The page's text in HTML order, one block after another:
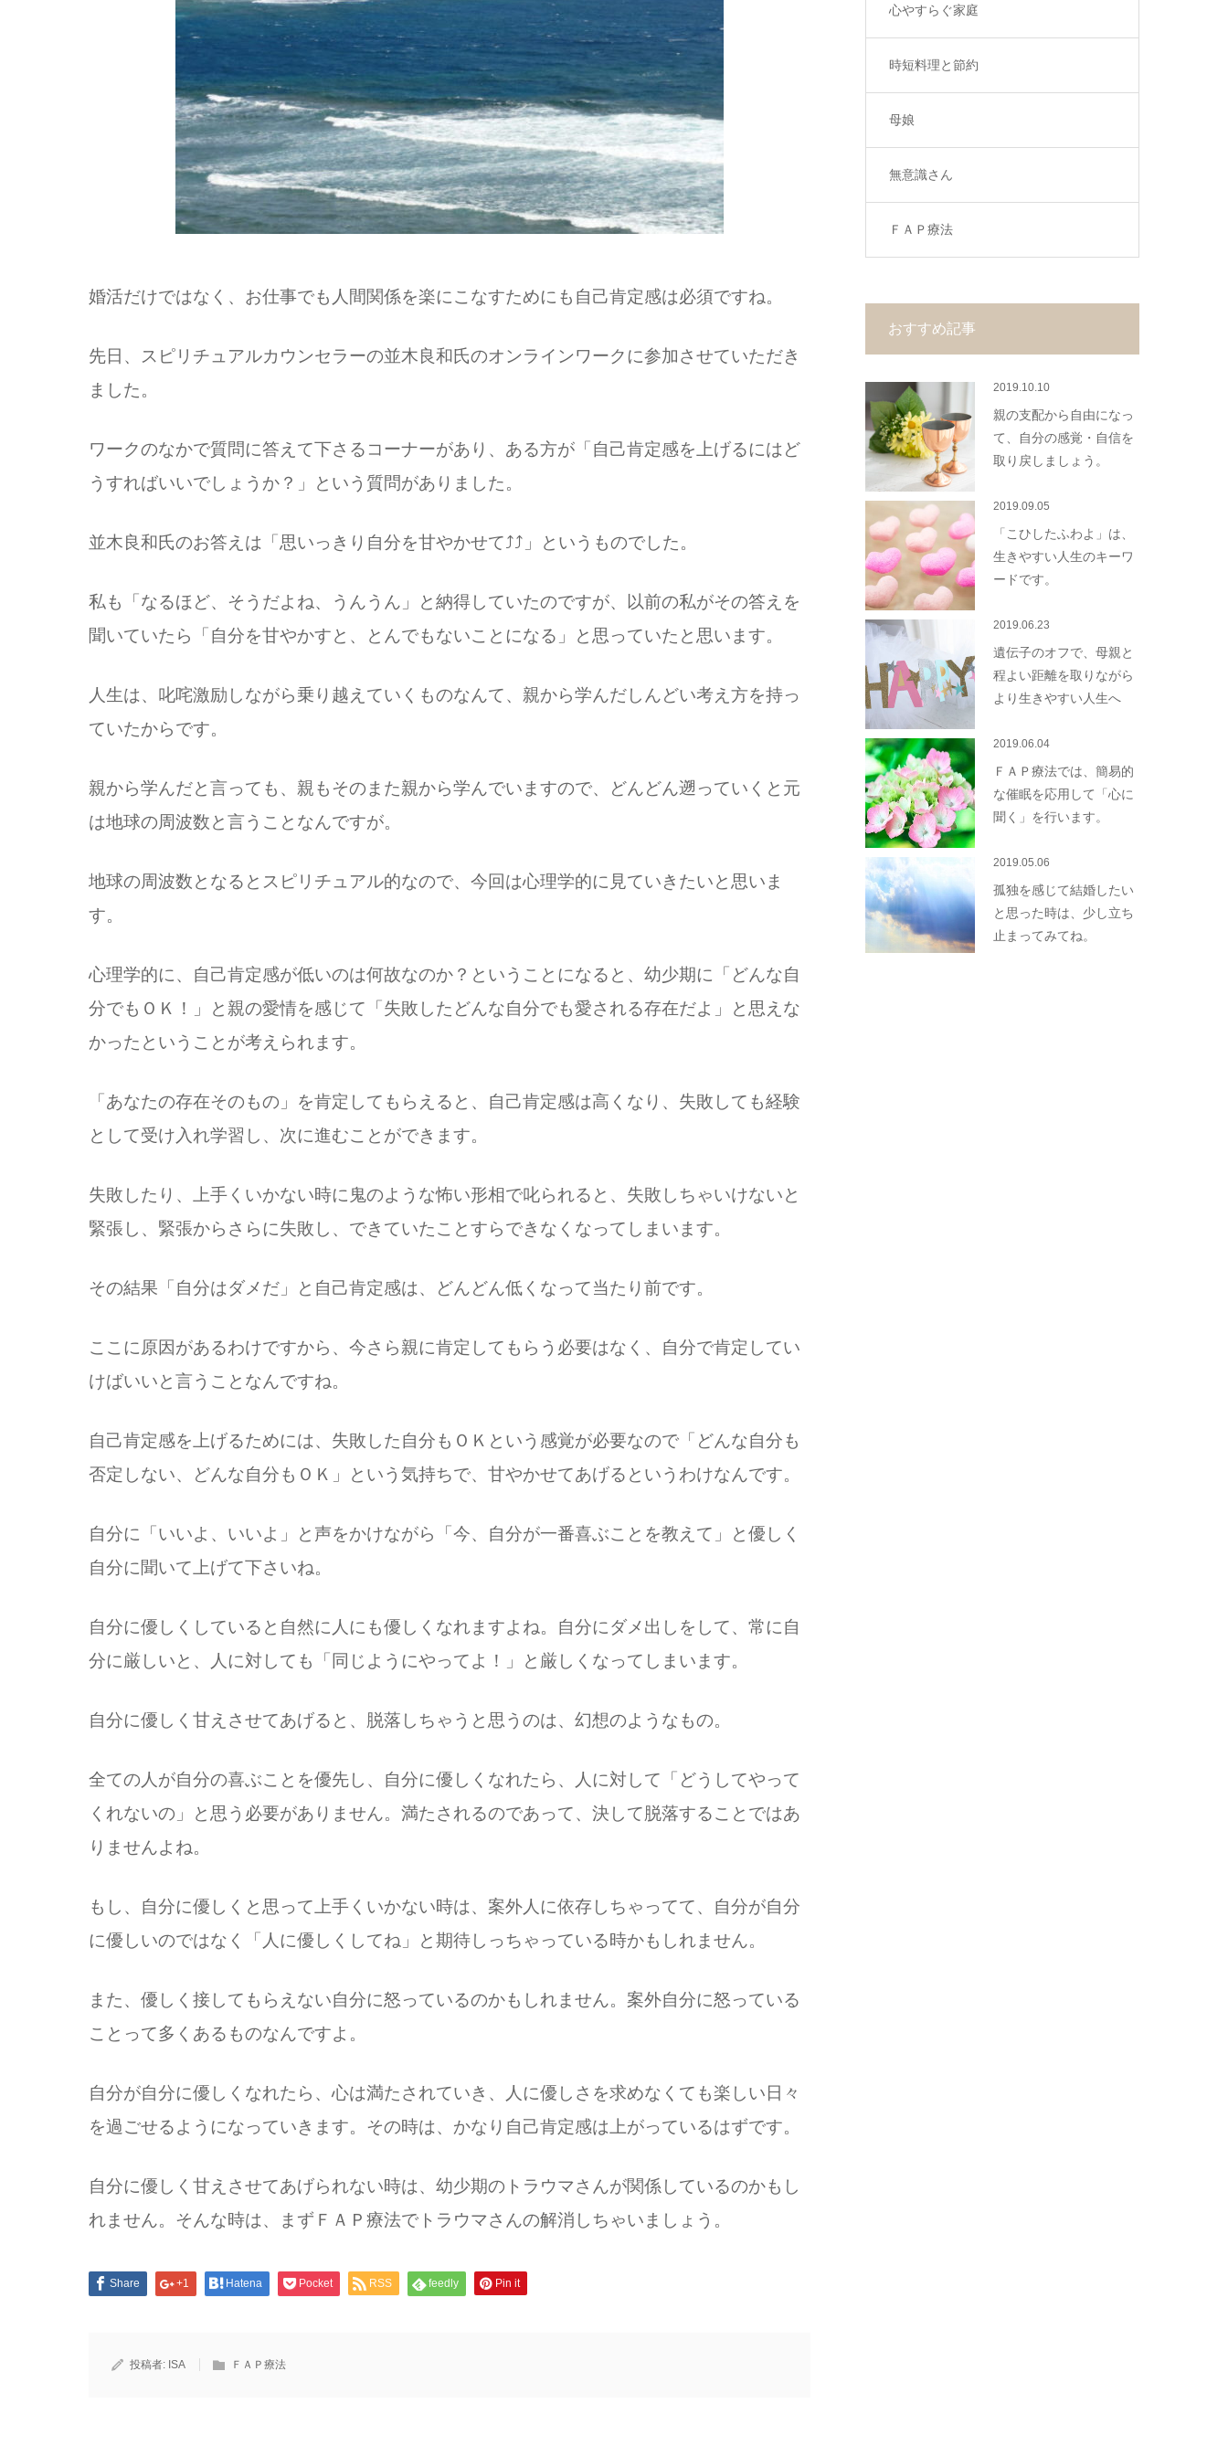
婚活だけではなく、お仕事でも人間関係を楽にこなすためにも自己肯定感は必須ですね。
先日、スピリチュアルカウンセラーの並木良和氏のオンラインワークに参加させていただき
ました。
ワークのなかで質問に答えて下さるコーナーがあり、ある方が「自己肯定感を上げるにはど
うすればいいでしょうか？」という質問がありました。
並木良和氏のお答えは「思いっきり自分を甘やかせて⤴⤴」というものでした。
私も「なるほど、そうだよね、うんうん」と納得していたのですが、以前の私がその答えを
聞いていたら「自分を甘やかすと、とんでもないことになる」と思っていたと思います。
人生は、叱咤激励しながら乗り越えていくものなんて、親から学んだしんどい考え方を持っ
ていたからです。
親から学んだと言っても、親もそのまた親から学んでいますので、どんどん遡っていくと元
は地球の周波数と言うことなんですが。
地球の周波数となるとスピリチュアル的なので、今回は心理学的に見ていきたいと思いま
す。
心理学的に、自己肯定感が低いのは何故なのか？ということになると、幼少期に「どんな自
分でもＯＫ！」と親の愛情を感じて「失敗したどんな自分でも愛される存在だよ」と思えな
かったということが考えられます。
「あなたの存在そのもの」を肯定してもらえると、自己肯定感は高くなり、失敗しても経験
として受け入れ学習し、次に進むことができます。
失敗したり、上手くいかない時に鬼のような怖い形相で叱られると、失敗しちゃいけないと
緊張し、緊張からさらに失敗し、できていたことすらできなくなってしまいます。
その結果「自分はダメだ」と自己肯定感は、どんどん低くなって当たり前です。
ここに原因があるわけですから、今さら親に肯定してもらう必要はなく、自分で肯定してい
けばいいと言うことなんですね。
自己肯定感を上げるためには、失敗した自分もＯＫという感覚が必要なので「どんな自分も
否定しない、どんな自分もＯＫ」という気持ちで、甘やかせてあげるというわけなんです。
自分に「いいよ、いいよ」と声をかけながら「今、自分が一番喜ぶことを教えて」と優しく
自分に聞いて上げて下さいね。
自分に優しくしていると自然に人にも優しくなれますよね。自分にダメ出しをして、常に自
分に厳しいと、人に対しても「同じようにやってよ！」と厳しくなってしまいます。
自分に優しく甘えさせてあげると、脱落しちゃうと思うのは、幻想のようなもの。
全ての人が自分の喜ぶことを優先し、自分に優しくなれたら、人に対して「どうしてやって
くれないの」と思う必要がありません。満たされるのであって、決して脱落することではあ
りませんよね。
もし、自分に優しくと思って上手くいかない時は、案外人に依存しちゃってて、自分が自分
に優しいのではなく「人に優しくしてね」と期待しっちゃっている時かもしれません。
また、優しく接してもらえない自分に怒っているのかもしれません。案外自分に怒っている
ことって多くあるものなんですよ。
自分が自分に優しくなれたら、心は満たされていき、人に優しさを求めなくても楽しい日々
を過ごせるようになっていきます。その時は、かなり自己肯定感は上がっているはずです。
自分に優しく甘えさせてあげられない時は、幼少期のトラウマさんが関係しているのかもし
れません。そんな時は、まずＦＡＰ療法でトラウマさんの解消しちゃいましょう。
Share +1 Hatena Pocket RSS feedly Pin it
投稿者: ISA ＦＡＰ療法
心やすらぐ家庭
時短料理と節約
母娘
無意識さん
ＦＡＰ療法
おすすめ記事
2019.10.10
親の支配から自由になっ
て、自分の感覚・自信を
取り戻しましょう。
2019.09.05
「こひしたふわよ」は、
生きやすい人生のキーワ
ードです。
2019.06.23
遺伝子のオフで、母親と
程よい距離を取りながら
より生きやすい人生へ
2019.06.04
ＦＡＰ療法では、簡易的
な催眠を応用して「心に
聞く」を行います。
2019.05.06
孤独を感じて結婚したい
と思った時は、少し立ち
止まってみてね。